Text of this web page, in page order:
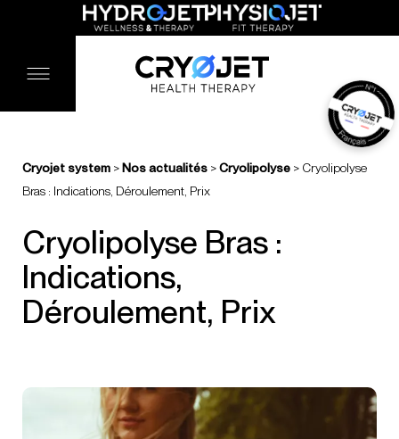
Cryojet system >Nos actualités >Cryolipolyse > Cryolipolyse
Bras : Indications, Déroulement, Prix
Cryolipolyse Bras :
Indications,
Déroulement, Prix